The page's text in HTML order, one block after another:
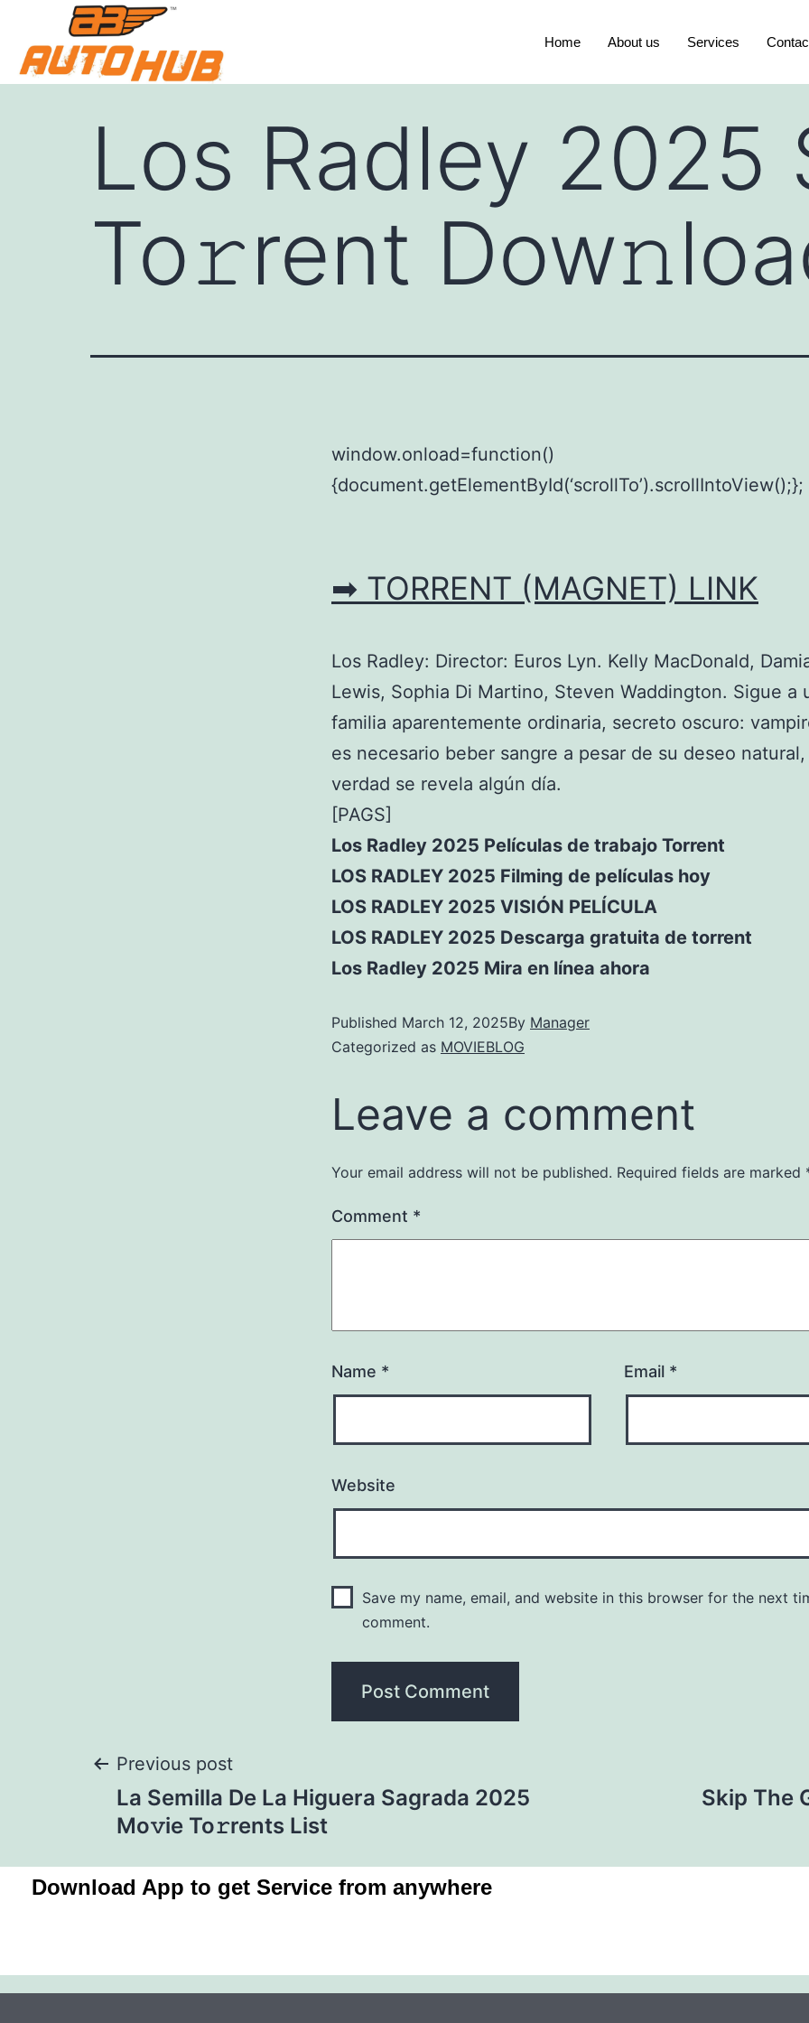
Home About us Services
Los Radley 2025
To𝚛rent
window.onload=function()
{document.getElementById(‘scrollTo’).scrollIntoView();};
➡ TORRENT (MAGNET) LINK
Los Radley: Director: Euros Lyn. Kelly MacDonald,
Lewis, Sophia Di Martino, Steven Waddington. Sigue a
familia aparentemente ordinaria, secreto oscuro:
es necesario beber sangre a pesar de su deseo
verdad se revela algún día.
[PAGS]
Los Radley 2025 Películas de trabajo Torrent
LOS RADLEY 2025 Filming de películas hoy
LOS RADLEY 2025 VISIÓN PELÍCULA
LOS RADLEY 2025 Descarga gratuita de torrent
Los Radley 2025 Mira en línea ahora
Published March 12, 2025By Manager
Categorized as MOVIEBLOG
Leave a comment
Your email address will not be published. Required fields are marked
Comment *
Name * Email *
Website
Save my name, email, and website in this browser for the next
comment.
Previous post
La Semilla De La Higuera Sagrada 2025
Mo𝚟ie To𝚛rents List
Skip The
Download App to get Service from anywhere